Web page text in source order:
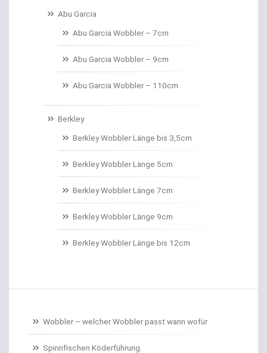
Banksticks/Erdspeere
Barrows & Trolleys
Barschhaken gebunden
Bauchtaschen
Bedchairs
Birnenbleie
Bissanzeiger
Bivytable
Abu Garcia
Abu Garcia Wobbler – 7cm
Abu Garcia Wobbler – 9cm
Abu Garcia Wobbler – 110cm
Berkley
Berkley Wobbler Länge bis 3,5cm
Berkley Wobbler Länge 5cm
Berkley Wobbler Länge 7cm
Berkley Wobbler Länge 9cm
Berkley Wobbler Länge bis 12cm
Wobbler – welcher Wobbler passt wann wofür
Spinnfischen Köderführung